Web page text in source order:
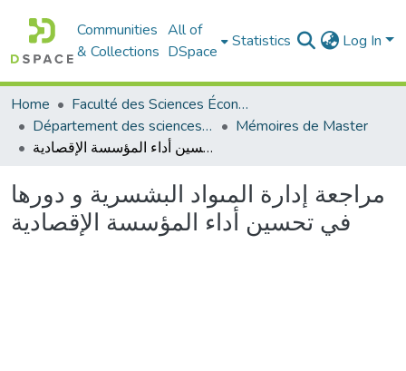
Communities
& Collections
All of
DSpace
Statistics Log In
Home
Faculté des Sciences Économiques Commerciales et des Sciences de Gestion
Département des sciences économiques
Mémoires de Master
مراجعة إدارة المىواد البشسرية و دورها في تحسين أداء المؤسسة الإقصادية
مراجعة إدارة المىواد البشسرية و دورها
في تحسين أداء المؤسسة الإقصادية